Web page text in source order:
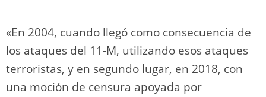
«En 2004, cuando llegó como consecuencia de
los ataques del 11-M, utilizando esos ataques
terroristas, y en segundo lugar, en 2018, con
una moción de censura apoyada por